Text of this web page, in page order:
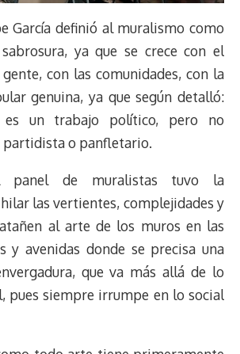
García definió al muralismo como
ya que se crece con el
con las comunidades, con la
genuina, ya que según detalló:
es un trabajo político, pero no
partidista o panfletario.
panel de muralistas tuvo la
las vertientes, complejidades y
al arte de los muros en las
y avenidas donde se precisa una
que va más allá de lo
pues siempre irrumpe en lo social